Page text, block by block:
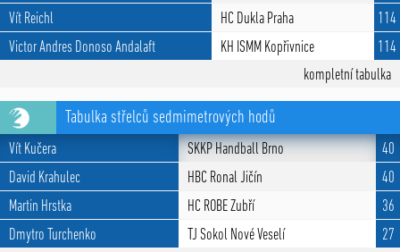
Vít Reichl
HC Dukla Praha
114
Victor Andres Donoso Andalaft
KH ISMM Kopřivnice
114
kompletní tabulka
Tabulka střelců sedmimetrových hodů
Vít Kučera SKKP Handball Brno
40
David Krahulec
HBC Ronal Jičín
40
Martin Hrstka
HC ROBE Zubří
36
Dmytro Turchenko
TJ Sokol Nové Veselí
27